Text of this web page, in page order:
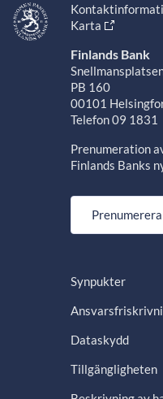
Karta
Finlands Bank
PB 160
00101
Telefon 09 1831
Prenumeration
Finlands Banks
Prenumerera
Synpukter
Dataskydd
Tillgängligheten